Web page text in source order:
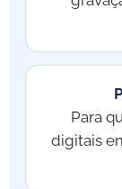
Para
digitais